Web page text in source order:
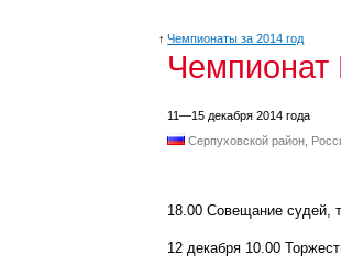
↑ Чемпионаты за 2014 год
Чемпионат
11—15 декабря 2014 года
Серпуховской район,
18.00 Совещание судей,
12 декабря 10.00